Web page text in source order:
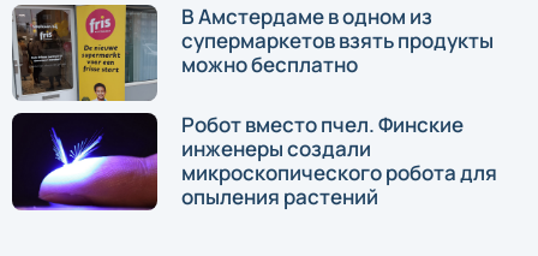
В Амстердаме в одном из
супермаркетов взять продукты
можно бесплатно
Робот вместо пчел. Финские
инженеры создали
микроскопического робота для
опыления растений